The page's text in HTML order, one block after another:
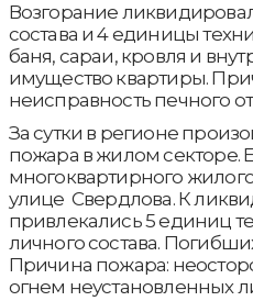
Возгорание
состава и 4 единицы
баня, сараи, кровля и
имущество квартиры.
неисправность печного
За сутки в регионе
пожара в жилом секторе.
многоквартирного
улице Свердлова. К
привлекались 5 единиц
личного состава.
Причина пожара:
огнем неустановленных